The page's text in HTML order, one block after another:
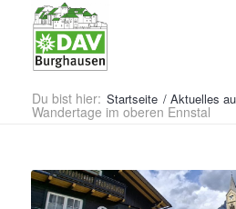
Du bist hier: Startseite / Aktuelles
Wandertage im oberen Ennstal